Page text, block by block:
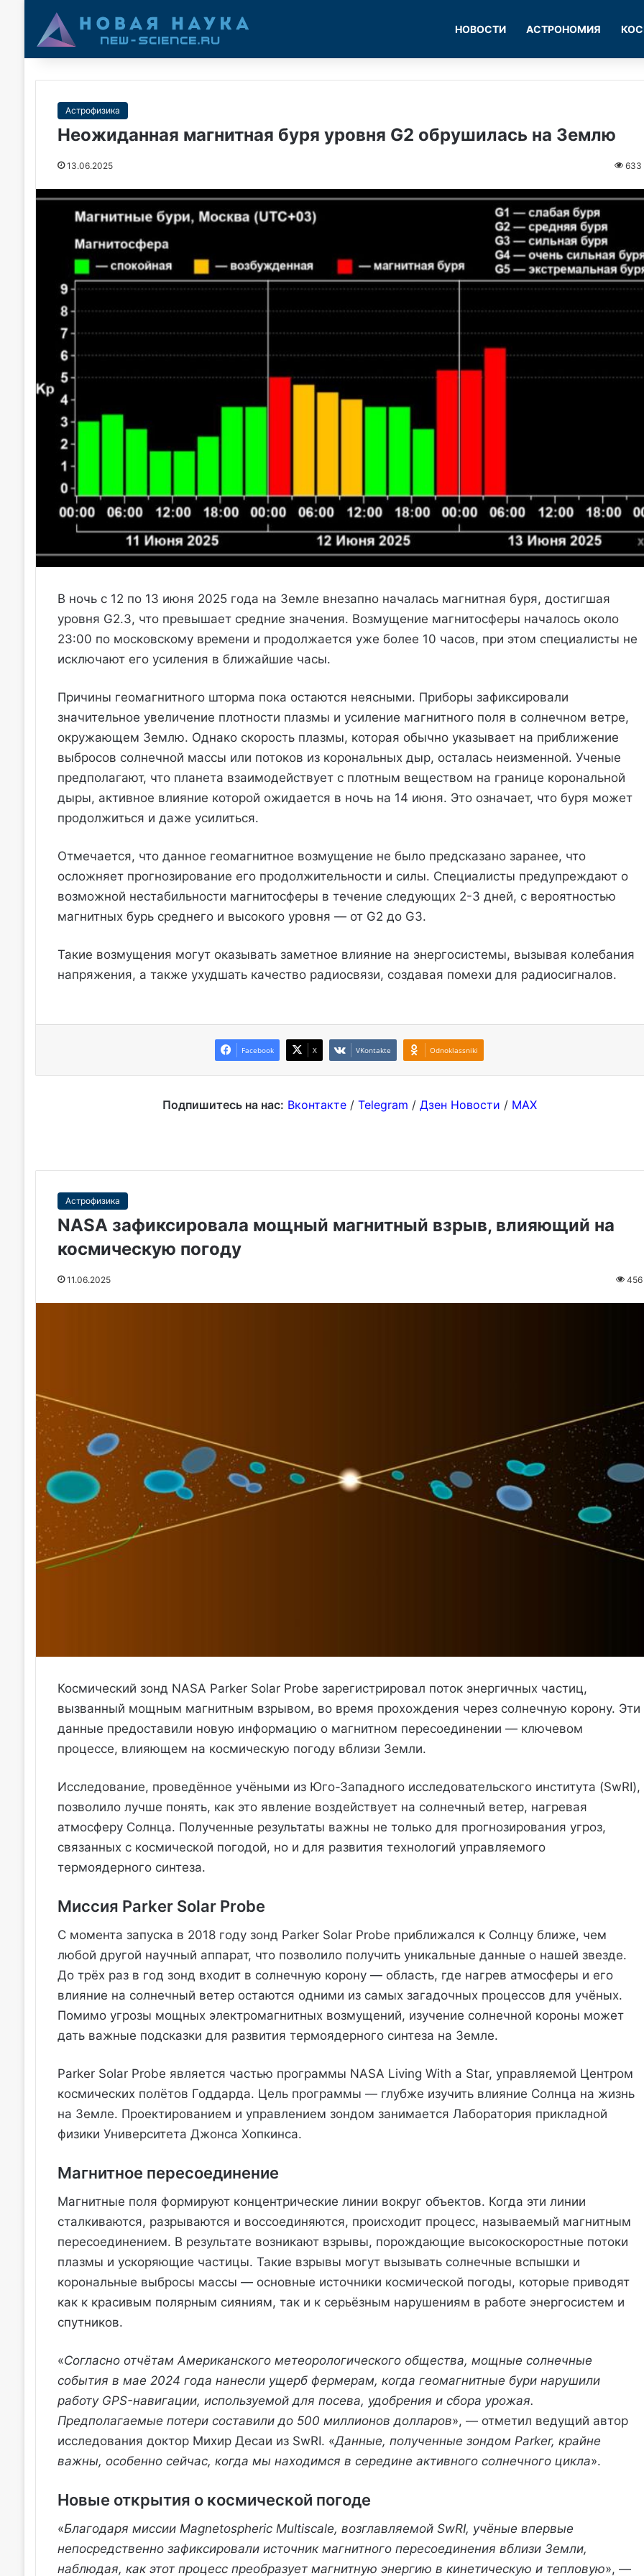
НОВОСТИ АСТРОНОМИЯ
Астрофизика
Неожиданная магнитная буря уровня G2 обрушилась на Землю
13.06.2025 633
В ночь с 12 по 13 июня 2025 года на Земле внезапно началась магнитная буря, достигшая
уровня G2.3, что превышает средние значения. Возмущение магнитосферы началось около
23:00 по московскому времени и продолжается уже более 10 часов, при этом специалисты не
исключают его усиления в ближайшие часы.
Причины геомагнитного шторма пока остаются неясными. Приборы зафиксировали
значительное увеличение плотности плазмы и усиление магнитного поля в солнечном ветре,
окружающем Землю. Однако скорость плазмы, которая обычно указывает на приближение
выбросов солнечной массы или потоков из корональных дыр, осталась неизменной. Ученые
предполагают, что планета взаимодействует с плотным веществом на границе корональной
дыры, активное влияние которой ожидается в ночь на 14 июня. Это означает, что буря может
продолжиться и даже усилиться.
Отмечается, что данное геомагнитное возмущение не было предсказано заранее, что
осложняет прогнозирование его продолжительности и силы. Специалисты предупреждают о
возможной нестабильности магнитосферы в течение следующих 2-3 дней, с вероятностью
магнитных бурь среднего и высокого уровня — от G2 до G3.
Такие возмущения могут оказывать заметное влияние на энергосистемы, вызывая колебания
напряжения, а также ухудшать качество радиосвязи, создавая помехи для радиосигналов.
Facebook X VKontakte Odnoklassniki
Подпишитесь на нас: Вконтакте/ Telegram / Дзен Новости / MAX